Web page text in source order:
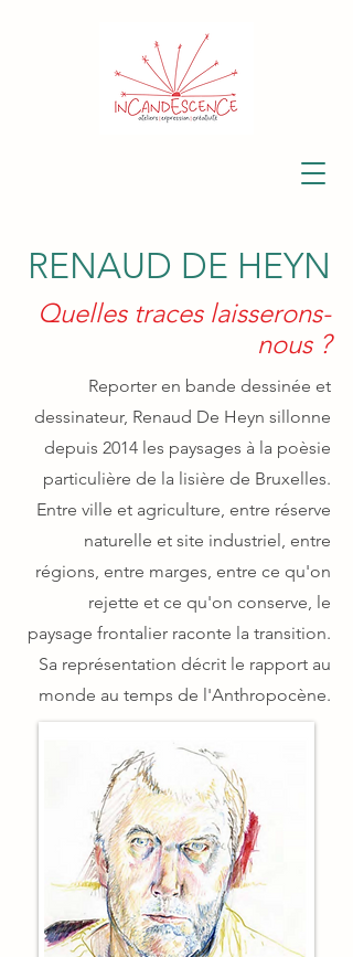
RENAUD DE HEYN
Quelles traces laisserons-
nous ?
Reporter en bande dessinée et
dessinateur, Renaud De Heyn sillonne
depuis 2014 les paysages à la poèsie
particulière de la lisière de Bruxelles.
Entre ville et agriculture, entre réserve
naturelle et site industriel, entre
régions, entre marges, entre ce qu'on
rejette et ce qu'on conserve, le
paysage frontalier raconte la transition.
Sa représentation décrit le rapport au
monde au temps de l'Anthropocène.